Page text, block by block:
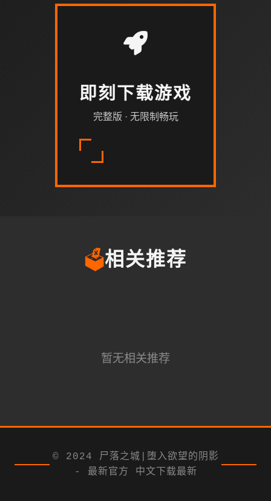
即刻下载游戏
完整版 · 无限制畅玩
🗳️相关推荐
暂无相关推荐
© 2024 尸落之城|堕入欲望的阴影
- 最新官方 中文下载最新